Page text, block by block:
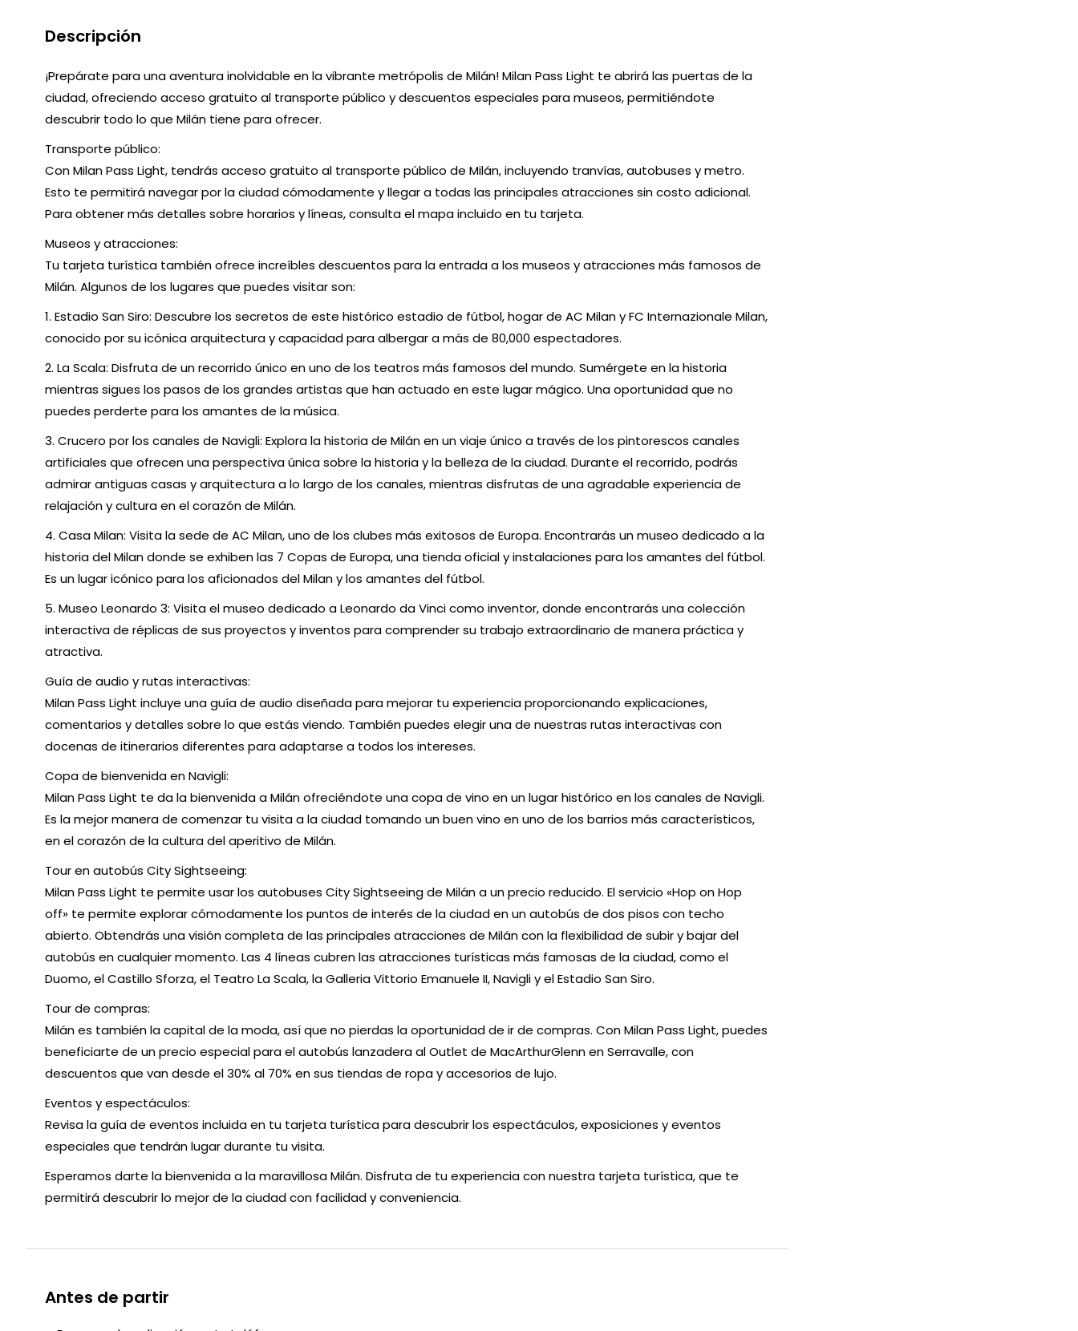
Descripción
¡Prepárate para una aventura inolvidable en la vibrante metrópolis de Milán! Milan Pass Light te abrirá las puertas de la
ciudad, ofreciendo acceso gratuito al transporte público y descuentos especiales para museos, permitiéndote
descubrir todo lo que Milán tiene para ofrecer.
Transporte público:
Con Milan Pass Light, tendrás acceso gratuito al transporte público de Milán, incluyendo tranvías, autobuses y metro.
Esto te permitirá navegar por la ciudad cómodamente y llegar a todas las principales atracciones sin costo adicional.
Para obtener más detalles sobre horarios y líneas, consulta el mapa incluido en tu tarjeta.
Museos y atracciones:
Tu tarjeta turística también ofrece increíbles descuentos para la entrada a los museos y atracciones más famosos de
Milán. Algunos de los lugares que puedes visitar son:
1. Estadio San Siro: Descubre los secretos de este histórico estadio de fútbol, hogar de AC Milan y FC Internazionale Milan,
conocido por su icónica arquitectura y capacidad para albergar a más de 80,000 espectadores.
2. La Scala: Disfruta de un recorrido único en uno de los teatros más famosos del mundo. Sumérgete en la historia
mientras sigues los pasos de los grandes artistas que han actuado en este lugar mágico. Una oportunidad que no
puedes perderte para los amantes de la música.
3. Crucero por los canales de Navigli: Explora la historia de Milán en un viaje único a través de los pintorescos canales
artificiales que ofrecen una perspectiva única sobre la historia y la belleza de la ciudad. Durante el recorrido, podrás
admirar antiguas casas y arquitectura a lo largo de los canales, mientras disfrutas de una agradable experiencia de
relajación y cultura en el corazón de Milán.
4. Casa Milan: Visita la sede de AC Milan, uno de los clubes más exitosos de Europa. Encontrarás un museo dedicado a la
historia del Milan donde se exhiben las 7 Copas de Europa, una tienda oficial y instalaciones para los amantes del fútbol.
Es un lugar icónico para los aficionados del Milan y los amantes del fútbol.
5. Museo Leonardo 3: Visita el museo dedicado a Leonardo da Vinci como inventor, donde encontrarás una colección
interactiva de réplicas de sus proyectos y inventos para comprender su trabajo extraordinario de manera práctica y
atractiva.
Guía de audio y rutas interactivas:
Milan Pass Light incluye una guía de audio diseñada para mejorar tu experiencia proporcionando explicaciones,
comentarios y detalles sobre lo que estás viendo. También puedes elegir una de nuestras rutas interactivas con
docenas de itinerarios diferentes para adaptarse a todos los intereses.
Copa de bienvenida en Navigli:
Milan Pass Light te da la bienvenida a Milán ofreciéndote una copa de vino en un lugar histórico en los canales de Navigli.
Es la mejor manera de comenzar tu visita a la ciudad tomando un buen vino en uno de los barrios más característicos,
en el corazón de la cultura del aperitivo de Milán.
Tour en autobús City Sightseeing:
Milan Pass Light te permite usar los autobuses City Sightseeing de Milán a un precio reducido. El servicio «Hop on Hop
off» te permite explorar cómodamente los puntos de interés de la ciudad en un autobús de dos pisos con techo
abierto. Obtendrás una visión completa de las principales atracciones de Milán con la flexibilidad de subir y bajar del
autobús en cualquier momento. Las 4 líneas cubren las atracciones turísticas más famosas de la ciudad, como el
Duomo, el Castillo Sforza, el Teatro La Scala, la Galleria Vittorio Emanuele II, Navigli y el Estadio San Siro.
Tour de compras:
Milán es también la capital de la moda, así que no pierdas la oportunidad de ir de compras. Con Milan Pass Light, puedes
beneficiarte de un precio especial para el autobús lanzadera al Outlet de MacArthurGlenn en Serravalle, con
descuentos que van desde el 30% al 70% en sus tiendas de ropa y accesorios de lujo.
Eventos y espectáculos:
Revisa la guía de eventos incluida en tu tarjeta turística para descubrir los espectáculos, exposiciones y eventos
especiales que tendrán lugar durante tu visita.
Esperamos darte la bienvenida a la maravillosa Milán. Disfruta de tu experiencia con nuestra tarjeta turística, que te
permitirá descubrir lo mejor de la ciudad con facilidad y conveniencia.
Antes de partir